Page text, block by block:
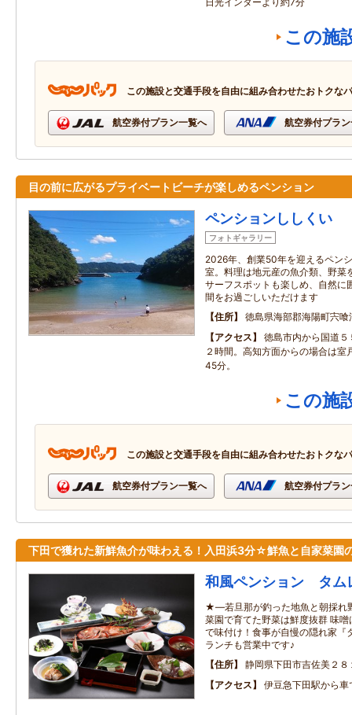
この施
この施設と交通手段を自由に組み合わせたおトクな
航空券付プラン一覧へ 航空券付プラ
目の前に広がるプライベートビーチが楽しめるペンション
ペンションししくい
フォトギャラリー
2026年、創業50年を迎えるペン
室。料理は地元産の魚介類、野菜
サーフスポットも楽しめ、自然に
間をお過ごしいただけます
住所
徳島県海部郡海陽町宍
アクセス
徳島市内から国道
２時間。高知方面からの場合は室
45分。
この施
この施設と交通手段を自由に組み合わせたおトクな
航空券付プラン一覧へ 航空券付プラ
下田で獲れた新鮮魚介が味わえる！入田浜3分☆鮮魚と自家菜園
和風ペンション タム
★―若旦那が釣った地魚と朝採
菜園で育てた野菜は鮮度抜群 味
で味付け！食事が自慢の隠れ家『
ランチも営業中です♪
住所
静岡県下田市吉佐美２８
アクセス
伊豆急下田駅から車